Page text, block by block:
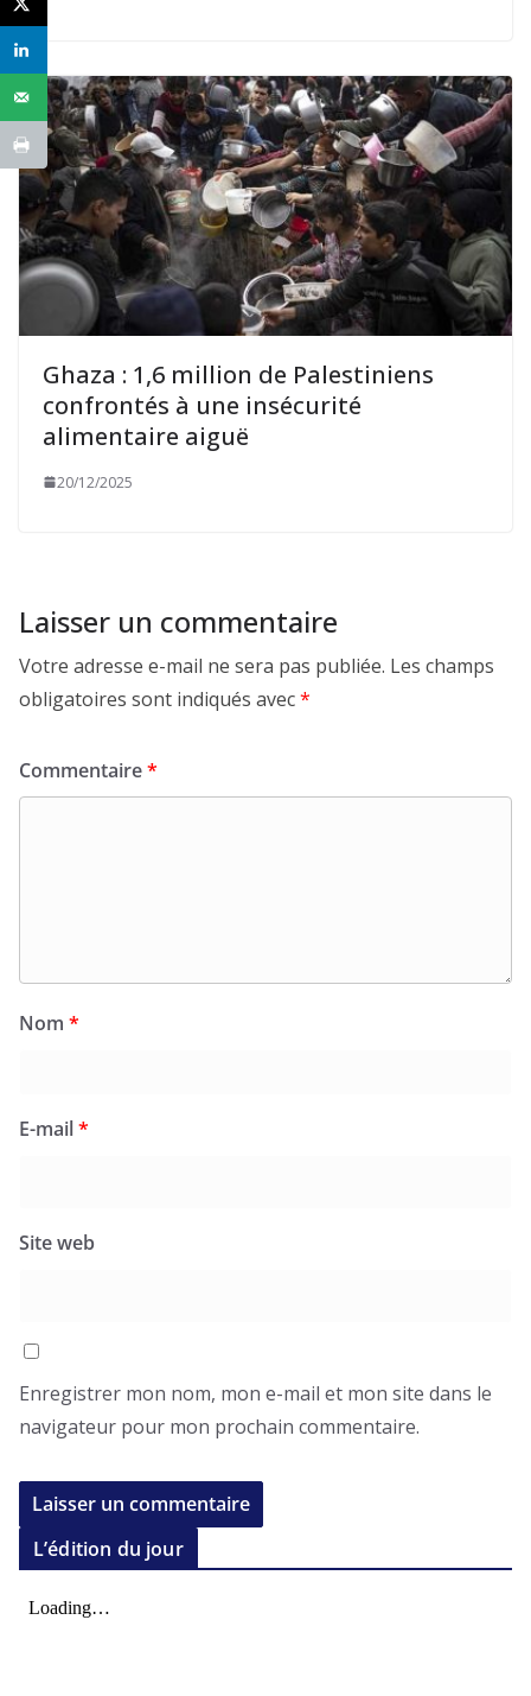
Ghaza : 1,6 million de Palestiniens
confrontés à une insécurité
alimentaire aiguë
20/12/2025
Laisser un commentaire
Votre adresse e-mail ne sera pas publiée. Les champs
obligatoires sont indiqués avec*
Commentaire*
Nom *
E-mail*
Site web
Enregistrer mon nom, mon e-mail et mon site dans le
navigateur pour mon prochain commentaire.
L’édition du jour